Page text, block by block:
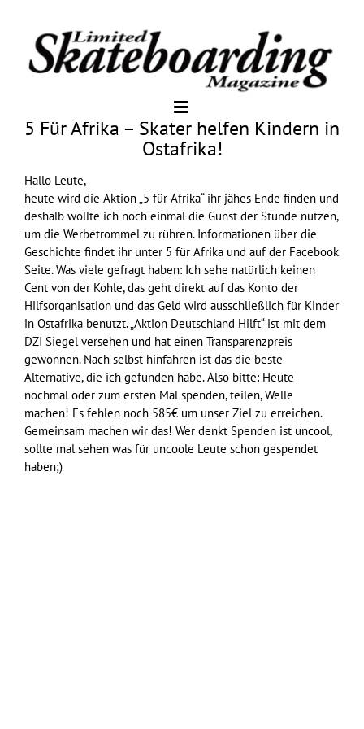
5 Für Afrika – Skater helfen Kindern in
Ostafrika!
Hallo Leute,
heute wird die Aktion „5 für Afrika“ ihr jähes Ende finden und
deshalb wollte ich noch einmal die Gunst der Stunde nutzen,
um die Werbetrommel zu rühren. Informationen über die
Geschichte findet ihr unter 5 für Afrika und auf der Facebook
Seite. Was viele gefragt haben: Ich sehe natürlich keinen
Cent von der Kohle, das geht direkt auf das Konto der
Hilfsorganisation und das Geld wird ausschließlich für Kinder
in Ostafrika benutzt. „Aktion Deutschland Hilft“ ist mit dem
DZI Siegel versehen und hat einen Transparenzpreis
gewonnen. Nach selbst hinfahren ist das die beste
Alternative, die ich gefunden habe. Also bitte: Heute
nochmal oder zum ersten Mal spenden, teilen, Welle
machen! Es fehlen noch 585€ um unser Ziel zu erreichen.
Gemeinsam machen wir das! Wer denkt Spenden ist uncool,
sollte mal sehen was für uncoole Leute schon gespendet
haben;)